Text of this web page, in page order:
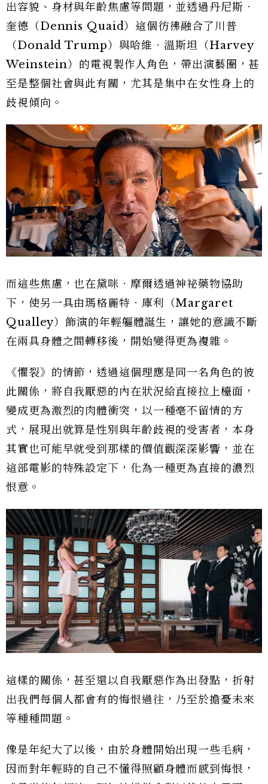
出容貌、身材與年齡焦慮等問題，並透過丹尼斯．
奎德（Dennis Quaid）這個彷彿融合了川普
（Donald Trump）與哈維．溫斯坦（Harvey
Weinstein）的電視製作人角色，帶出演藝圈，甚
至是整個社會與此有關，尤其是集中在女性身上的
歧視傾向。
而這些焦慮，也在黛咪．摩爾透過神祕藥物協助
下，使另一具由瑪格麗特．庫利（Margaret
Qualley）飾演的年輕軀體誕生，讓她的意識不斷
在兩具身體之間轉移後，開始變得更為複雜。
《懼裂》的情節，透過這個理應是同一名角色的彼
此關係，將自我厭惡的內在狀況給直接拉上檯面，
變成更為激烈的肉體衝突，以一種毫不留情的方
式，展現出就算是性別與年齡歧視的受害者，本身
其實也可能早就受到那樣的價值觀深深影響，並在
這部電影的特殊設定下，化為一種更為直接的濃烈
恨意。
這樣的關係，甚至還以自我厭惡作為出發點，折射
出我們每個人都會有的悔恨過往，乃至於擔憂未來
等種種問題。
像是年紀大了以後，由於身體開始出現一些毛病，
因而對年輕時的自己不懂得照顧身體而感到悔恨，